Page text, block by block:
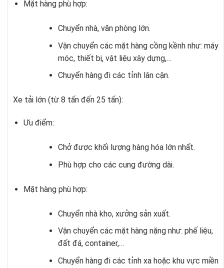
Mặt hàng phù hợp:
Chuyển nhà, văn phòng lớn.
Vận chuyển các mặt hàng cồng kềnh như: máy
móc, thiết bị, vật liệu xây dựng,…
Chuyển hàng đi các tỉnh lân cận.
Xe tải lớn (từ 8 tấn đến 25 tấn):
Ưu điểm:
Chở được khối lượng hàng hóa lớn nhất.
Phù hợp cho các cung đường dài.
Mặt hàng phù hợp:
Chuyển nhà kho, xưởng sản xuất.
Vận chuyển các mặt hàng nặng như: phế liệu,
đất đá, container,…
Chuyển hàng đi các tỉnh xa hoặc khu vực miền